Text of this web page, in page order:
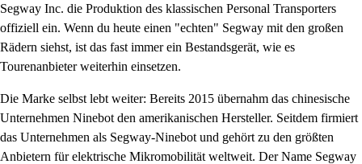
Segway Inc. die Produktion des klassischen Personal Transporters
offiziell ein. Wenn du heute einen "echten" Segway mit den großen
Rädern siehst, ist das fast immer ein Bestandsgerät, wie es
Tourenanbieter weiterhin einsetzen.
Die Marke selbst lebt weiter: Bereits 2015 übernahm das chinesische
Unternehmen Ninebot den amerikanischen Hersteller. Seitdem firmiert
das Unternehmen als Segway-Ninebot und gehört zu den größten
Anbietern für elektrische Mikromobilität weltweit. Der Name Segway